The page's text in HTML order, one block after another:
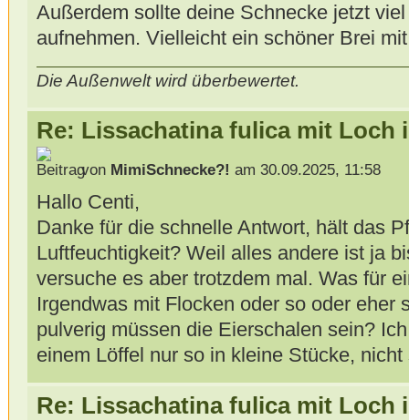
Außerdem sollte deine Schnecke jetzt
aufnehmen. Vielleicht ein schöner Brei
Die Außenwelt wird überbewertet.
Re: Lissachatina fulica mit Loch
von MimiSchnecke?! am 30.09.2025, 11:58
Hallo Centi,
Danke für die schnelle Antwort, hält das
Luftfeuchtigkeit? Weil alles andere ist ja
versuche es aber trotzdem mal. Was für
Irgendwas mit Flocken oder so oder eher
pulverig müssen die Eierschalen sein?
einem Löffel nur so in kleine Stücke,
Re: Lissachatina fulica mit Loch